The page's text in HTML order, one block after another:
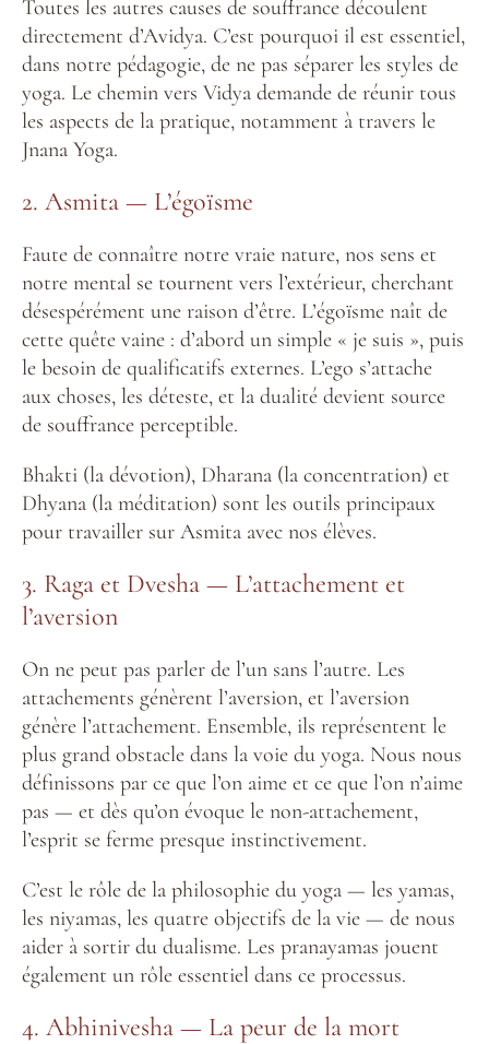
Toutes les autres causes de souffrance découlent
directement d’Avidya. C’est pourquoi il est essentiel,
dans notre pédagogie, de ne pas séparer les styles de
yoga. Le chemin vers Vidya demande de réunir tous
les aspects de la pratique, notamment à travers le
Jnana Yoga.
2. Asmita — L’égoïsme
Faute de connaître notre vraie nature, nos sens et
notre mental se tournent vers l’extérieur, cherchant
désespérément une raison d’être. L’égoïsme naît de
cette quête vaine : d’abord un simple « je suis », puis
le besoin de qualificatifs externes. L’ego s’attache
aux choses, les déteste, et la dualité devient source
de souffrance perceptible.
Bhakti (la dévotion), Dharana (la concentration) et
Dhyana (la méditation) sont les outils principaux
pour travailler sur Asmita avec nos élèves.
3. Raga et Dvesha — L’attachement et
l’aversion
On ne peut pas parler de l’un sans l’autre. Les
attachements génèrent l’aversion, et l’aversion
génère l’attachement. Ensemble, ils représentent le
plus grand obstacle dans la voie du yoga. Nous nous
définissons par ce que l’on aime et ce que l’on n’aime
pas — et dès qu’on évoque le non-attachement,
l’esprit se ferme presque instinctivement.
C’est le rôle de la philosophie du yoga — les yamas,
les niyamas, les quatre objectifs de la vie — de nous
aider à sortir du dualisme. Les pranayamas jouent
également un rôle essentiel dans ce processus.
4. Abhinivesha — La peur de la mort